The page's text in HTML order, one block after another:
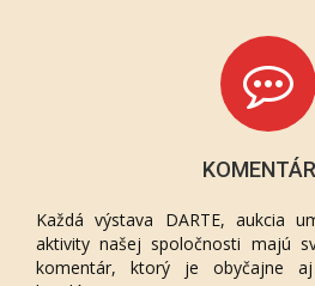
Každá výstava DARTE, aukcia
aktivity našej spoločnosti majú
komentár, ktorý je obyčajne aj